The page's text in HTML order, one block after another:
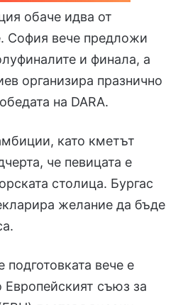
обаче идва от
София вече предложи
и финала, а
организира празнично
на DARA.
като кметът
че певицата е
столица. Бургас
желание да бъде
вече е
Европейският съюз за